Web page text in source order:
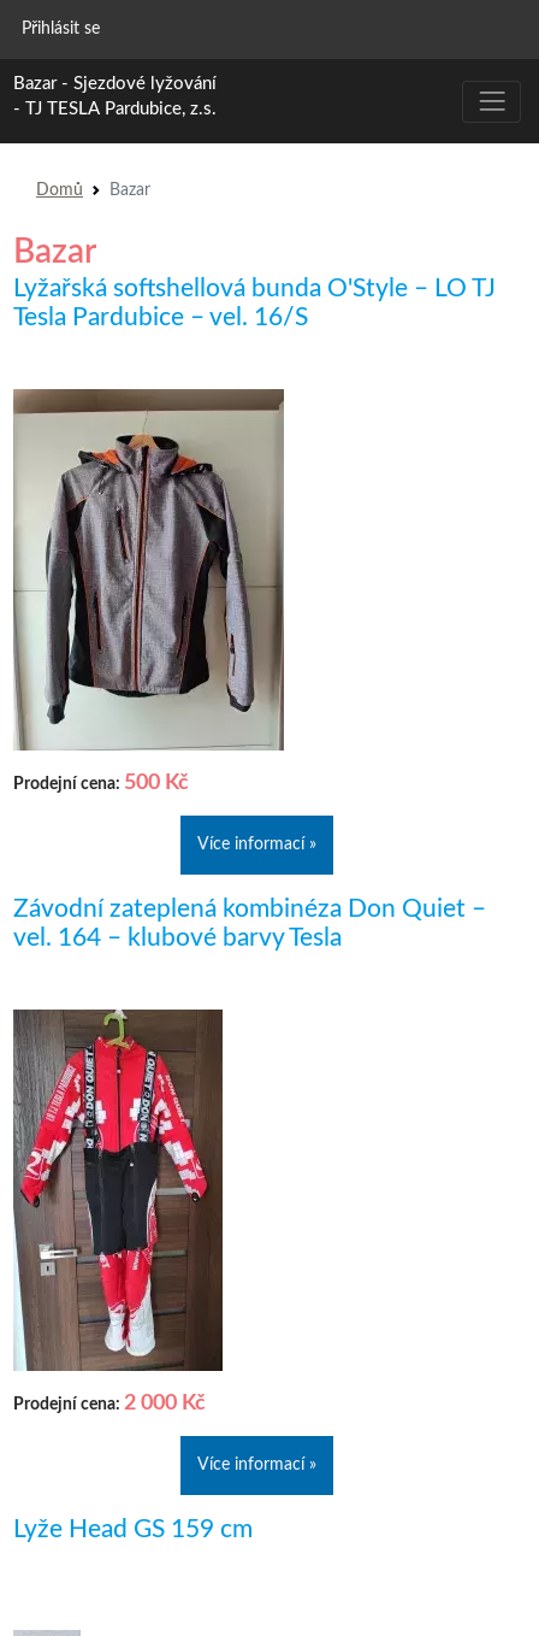
Menu uživatelského účtu
Přihlásit se
Bazar - Sjezdové lyžování
- TJ TESLA Pardubice, z.s.
Domů Bazar
Bazar
Lyžařská softshellová bunda O'Style – LO TJ
Tesla Pardubice – vel. 16/S
Prodejní cena: 500 Kč
Více informací »
Závodní zateplená kombinéza Don Quiet –
vel. 164 – klubové barvy Tesla
Prodejní cena: 2 000 Kč
Více informací »
Lyže Head GS 159 cm